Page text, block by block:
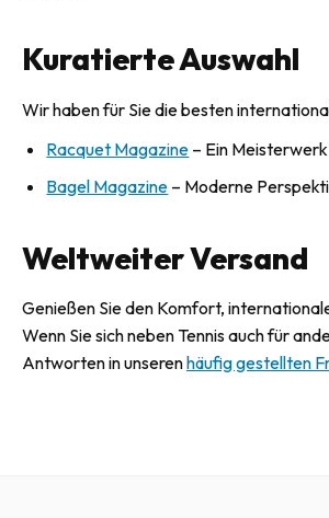
Kuratierte Auswahl
Wir haben für Sie die besten
Racquet Magazine – Ein
Bagel Magazine – Moderne
Weltweiter Versand
Genießen Sie den Komfort,
Wenn Sie sich neben Tennis auch für
Antworten in unserenhäufig gestellten